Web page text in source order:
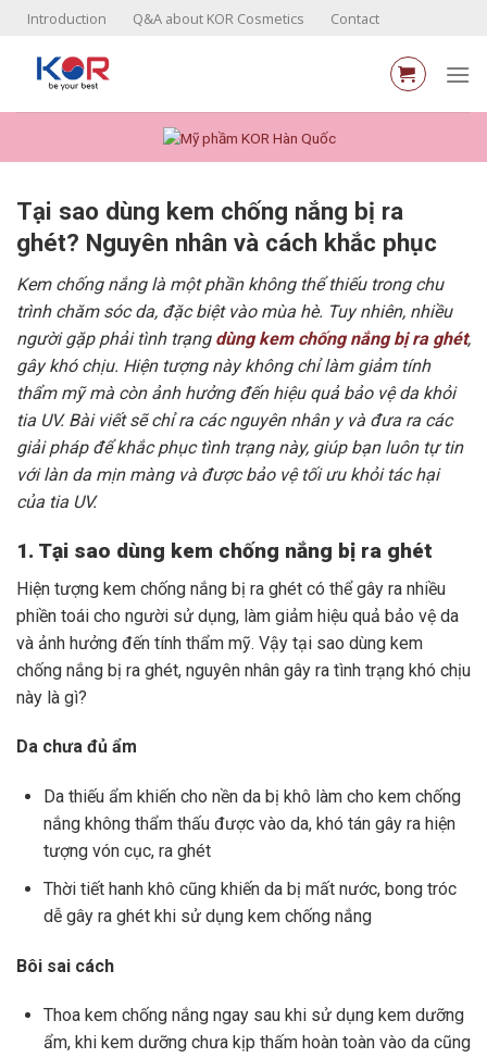
Skip
content
Introduction Q&A about KOR Cosmetics Contact
Tại sao dùng kem chống nắng bị ra
ghét? Nguyên nhân và cách khắc phục
Kem chống nắng là một phần không thể thiếu trong chu
trình chăm sóc da, đặc biệt vào mùa hè. Tuy nhiên, nhiều
người gặp phải tình trạngdùng kem chống nắng bị ra ghét,
gây khó chịu. Hiện tượng này không chỉ làm giảm tính
thẩm mỹ mà còn ảnh hưởng đến hiệu quả bảo vệ da khỏi
tia UV. Bài viết sẽ chỉ ra các nguyên nhân y và đưa ra các
giải pháp để khắc phục tình trạng này, giúp bạn luôn tự tin
với làn da mịn màng và được bảo vệ tối ưu khỏi tác hại
của tia UV.
1. Tại sao dùng kem chống nắng bị ra ghét
Hiện tượng kem chống nắng bị ra ghét có thể gây ra nhiều
phiền toái cho người sử dụng, làm giảm hiệu quả bảo vệ da
và ảnh hưởng đến tính thẩm mỹ. Vậy tại sao dùng kem
chống nắng bị ra ghét, nguyên nhân gây ra tình trạng khó chịu
này là gì?
Da chưa đủ ẩm
Da thiếu ẩm khiến cho nền da bị khô làm cho kem chống
nắng không thẩm thấu được vào da, khó tán gây ra hiện
tượng vón cục, ra ghét
Thời tiết hanh khô cũng khiến da bị mất nước, bong tróc
dễ gây ra ghét khi sử dụng kem chống nắng
Bôi sai cách
Thoa kem chống nắng ngay sau khi sử dụng kem dưỡng
ẩm, khi kem dưỡng chưa kịp thấm hoàn toàn vào da cũng